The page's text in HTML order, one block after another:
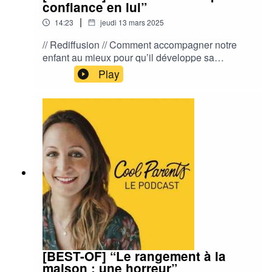
confiance en lui”
14:23 | jeudi 13 mars 2025
// Rediffusion // Comment accompagner notre
enfant au mieux pour qu’il développe sa
confiance en lui ? Comment faire quand on a
nous-même peu confiance en nous ? On discute
de cela ensemble, grâce au témoignage de
Manon, maman d’une petite fille de 6 ans.
Play
[BEST-OF] “Le rangement à la
maison : une horreur”